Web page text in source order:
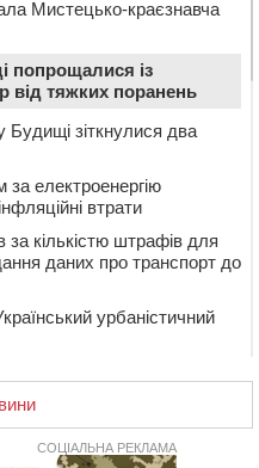
Мистецько-краєзнавча
попрощалися із
від тяжких поранень
Будищі зіткнулися два
електроенергію
втрати
за кількістю штрафів для
даних про транспорт до
урбаністичний
землю на користь
прокуратура
СОЦІАЛЬНА РЕКЛАМА